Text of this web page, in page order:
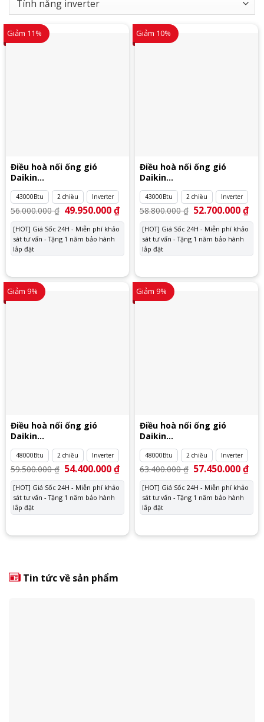
Giảm 11%
Điều hoà nối ống gió
Daikin
FBA125BVMA9/RZA125DV1
43000Btu 2 chiều Inverter
56.000.000₫ Giá
gốc
là:
56.000.000 ₫.
49.950.000₫Giá
tại
49.950.000 ₫.
[HOT] Giá Sốc 24H - Miễn phí khảo
sát tư vấn - Tặng 1 năm bảo hành
lắp đặt
Giảm 10%
Điều hoà nối ống gió
Daikin
FBA125BVMA9/RZA125DY1
43000Btu 2 chiều Inverter
58.800.000₫ Giá
gốc
là:
58.800.000 ₫.
52.700.000₫Giá
tại
[HOT] Giá Sốc 24H - Miễn phí khảo
sát tư vấn - Tặng 1 năm bảo hành
lắp đặt
Giảm 9%
Điều hoà nối ống gió
Daikin
FBA140BVMA9/RZA140DV1
48000Btu 2 chiều Inverter
59.500.000₫ Giá
gốc
là:
59.500.000 ₫.
54.400.000₫Giá
tại
54.400.000 ₫.
[HOT] Giá Sốc 24H - Miễn phí khảo
sát tư vấn - Tặng 1 năm bảo hành
lắp đặt
Giảm 9%
Điều hoà nối ống gió
Daikin
FBA140BVMA9/RZA140DY1
48000Btu 2 chiều Inverter
63.400.000₫ Giá
gốc
là:
63.400.000 ₫.
57.450.000₫Giá
tại
[HOT] Giá Sốc 24H - Miễn phí khảo
sát tư vấn - Tặng 1 năm bảo hành
lắp đặt
Tin tức về sản phẩm